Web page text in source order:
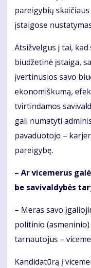
pareigybių
įstaigose
Atsižvelgus į tai,
biudžetinė įstaiga,
įvertinusios savo
ekonomiškumą,
tvirtindamos
gali numatyti
pavaduotojo –
pareigybę.
– Ar vicemerus
be savivaldybės
– Meras savo
politinio
tarnautojus –
Kandidatūrą į